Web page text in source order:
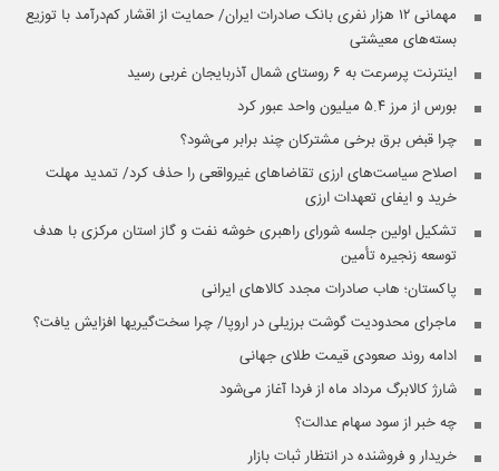
مهمانی ۱۲ هزار نفری بانک صادرات ایران/ حمایت از اقشار کم‌درآمد با توزیع
بسته‌های معیشتی
اینترنت پرسرعت به ۶ روستای شمال آذربایجان غربی رسید
بورس از مرز ۵.۴ میلیون واحد عبور کرد
چرا قبض برق برخی مشترکان چند برابر می‌شود؟
اصلاح سیاست‌های ارزی تقاضاهای غیرواقعی را حذف کرد/ تمدید مهلت
خرید و ایفای تعهدات ارزی
تشکیل اولین جلسه شورای راهبری خوشه نفت و گاز استان مرکزی با هدف
توسعه زنجیره تأمین
پاکستان؛ هاب صادرات مجدد کالاهای ایرانی
ماجرای محدودیت گوشت برزیلی در اروپا/ چرا سخت‌گیری‎ها افزایش یافت؟
ادامه روند صعودی قیمت طلای جهانی
شارژ کالابرگ مرداد ماه از فردا آغاز می‌شود
چه خبر از سود سهام عدالت؟
خریدار و فروشنده در انتظار ثبات بازار